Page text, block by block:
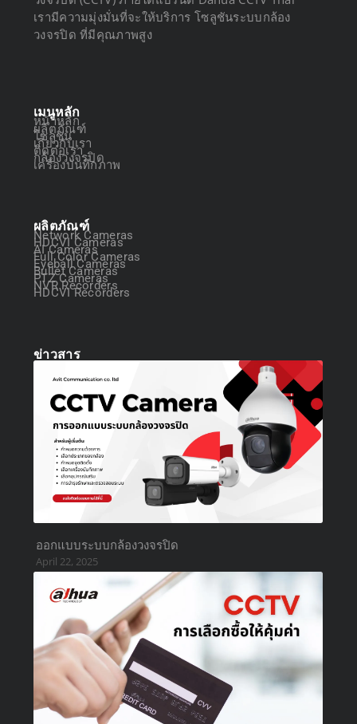
เรามีความมุ่งมั่นที่จะให้บริการ โซลูชันระบบกล้อง
วงจรปิด ที่มีคุณภาพสูง
เมนูหลัก
หน้าหลัก
ผลิตภัณฑ์
โซลูชัน
เกี่ยวกับเรา
ติดต่อเรา
กล้องวงจรปิด
เครื่องบันทึกภาพ
ผลิตภัณฑ์
Network Cameras
HDCVI Cameras
AI Cameras
Full Color Cameras
Eyeball Cameras
Bullet Cameras
PTZ Cameras
NVR Recorders
HDCVI Recorders
ข่าวสาร
ออกแบบระบบกล้องวงจรปิด
April 22, 2025